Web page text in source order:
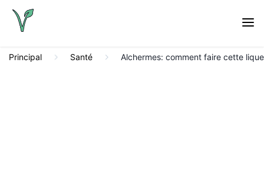
Principal Santé Alchermes: comment faire cette